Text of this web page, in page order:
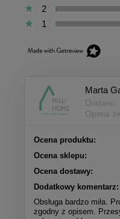
2
1
Marta
Opinia
Ocena produktu:
Ocena sklepu:
Ocena dostawy:
Dodatkowy komentarz:
Obsługa bardzo miła.
zgodny z opisem.